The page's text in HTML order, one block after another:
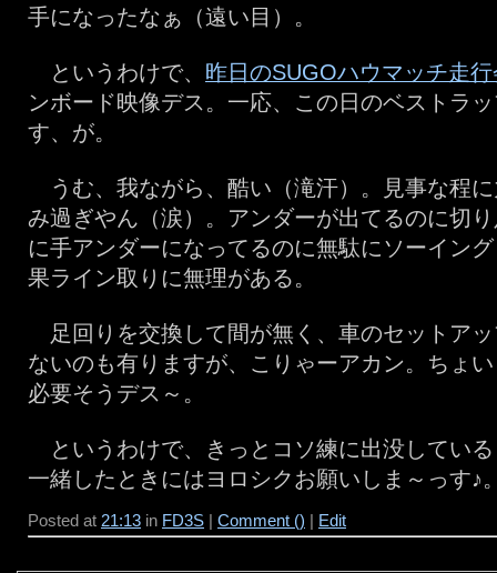
手になったなぁ（遠い目）。
というわけで、 昨日のSUGOハウマッチ走行
ンボード映像デス。一応、この日のベストラ
す、が。
うむ、我ながら、酷い（滝汗）。見事な程
み過ぎやん（涙）。アンダーが出てるのに切
に手アンダーになってるのに無駄にソーイン
果ライン取りに無理がある。
足回りを交換して間が無く、車のセットア
ないのも有りますが、こりゃーアカン。ちょ
必要そうデス～。
というわけで、きっとコソ練に出没してい
一緒したときにはヨロシクお願いしま～っす♪
Posted at 21:13 in FD3S | Comment () | Edit